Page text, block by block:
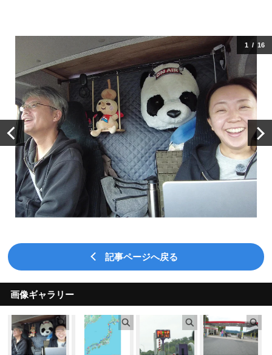
1/ 16
記事ページへ戻る
画像ギャラリー